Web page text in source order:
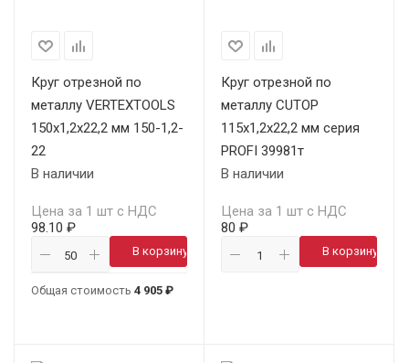
Круг отрезной по
металлу VERTEXTOOLS
150х1,2х22,2 мм 150-1,2-
22
В наличии
Цена за 1 шт с НДС
98.10 ₽
В корзину
Общая стоимость 4 905 ₽
Круг отрезной по
металлу CUTOP
115х1,2х22,2 мм серия
PROFI 39981т
В наличии
Цена за 1 шт с НДС
80 ₽
В корзину